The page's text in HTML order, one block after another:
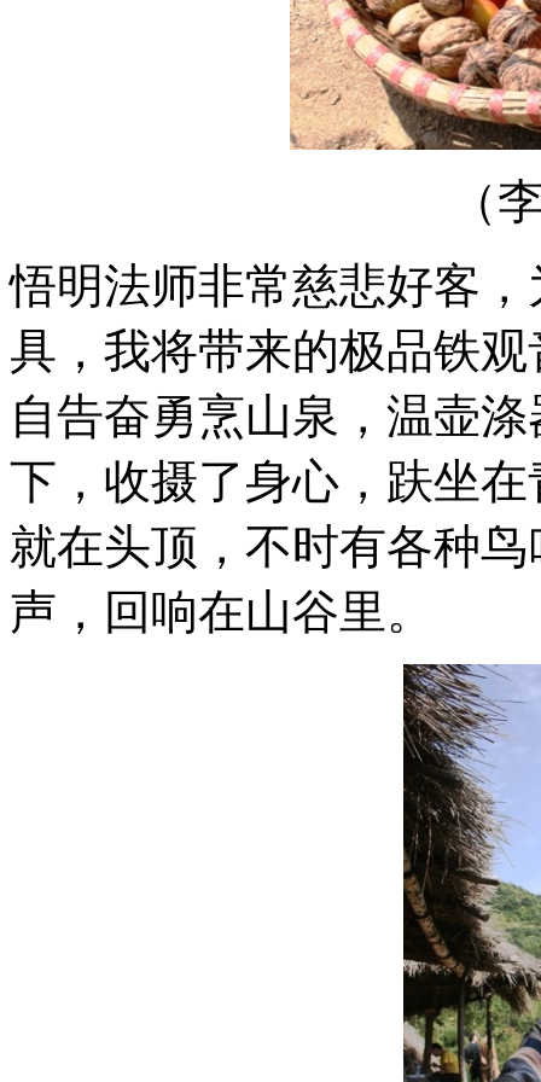
（
悟明法师非常慈悲好客
具，我将带来的极品铁
自告奋勇烹山泉，温壶
下，收摄了身心，趺坐
就在头顶，不时有各种
声，回响在山谷里。